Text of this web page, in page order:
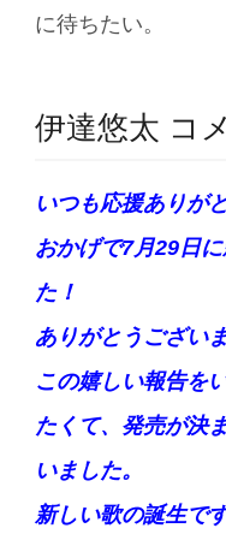
に待ちたい。
伊達悠太 コ
いつも応援ありが
おかげで7月29日
た！
ありがとうござい
この嬉しい報告を
たくて、発売が決
いました。
新しい歌の誕生で